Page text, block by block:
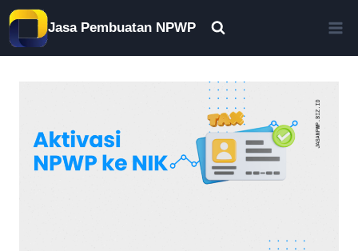
Skip
to
content
Jasa Pembuatan NPWP